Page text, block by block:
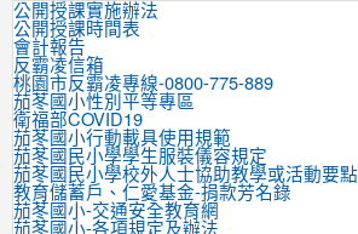
公開授課實施辦法
公開授課時間表
會計報告
反霸凌信箱
桃園市反霸凌專線-0800-775-889
茄苳國小性別平等專區
衛福部COVID19
茄苳國小行動載具使用規範
茄苳國民小學學生服裝儀容規定
茄苳國民小學校外人士協助教學或活動要點
教育儲蓄戶、仁愛基金-捐款芳名錄
茄苳國小-交通安全教育網
茄苳國小-各項規定及辦法